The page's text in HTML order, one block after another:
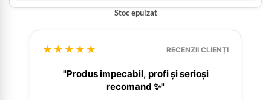
Stoc epuizat
★★★★★ RECENZII CLIENȚI
"Produs impecabil, profi și serioși
recomand ✨"